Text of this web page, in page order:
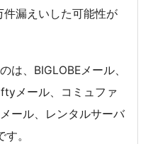
件漏えいした可能性が
は、BIGLOBEメール、
メール、コミュファ
ール、レンタルサーバ
。